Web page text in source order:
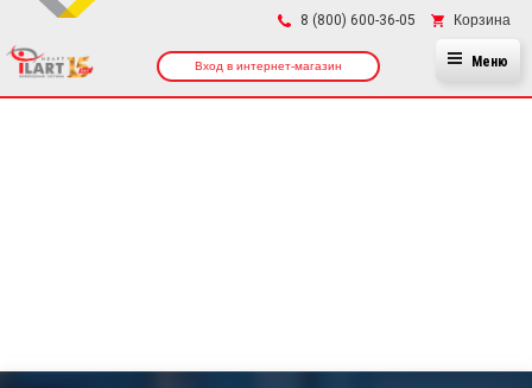
8 (800) 600-36-05 Корзина
Вход в интернет-магазин Меню
×